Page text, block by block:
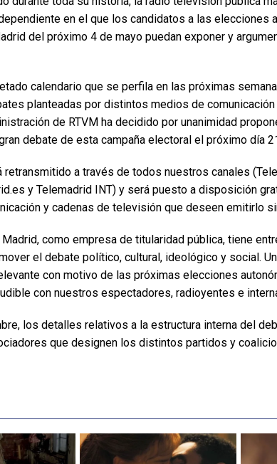
en el que los candidatos a las elecciones
del próximo 4 de mayo puedan exponer y
calendario que se perfila en las próximas
planteadas por distintos medios de
de RTVM ha decidido por unanimidad
debate de esta campaña electoral el próximo día
retransmitido a través de todos nuestros canales
y Telemadrid INT) y será puesto a disposición
y cadenas de televisión que deseen emitirlo
como empresa de titularidad pública, tiene
el debate político, cultural, ideológico y social.
con motivo de las próximas elecciones
con nuestros espectadores, radioyentes e
los detalles relativos a la estructura interna del
que designen los distintos partidos y